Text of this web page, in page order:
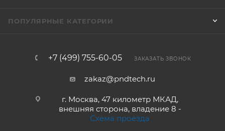
ПОПУЛЯРНЫЕ КАТЕГОРИИ
+7 (499) 755-60-05 ЗАКАЗАТЬ ЗВОНОК
zakaz@pndtech.ru
г. Москва, 47 километр МКАД,
внешняя сторона, владение 8 -
Схема проезда